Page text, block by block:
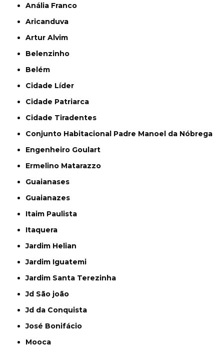
Anália Franco
Aricanduva
Artur Alvim
Belenzinho
Belém
Cidade Líder
Cidade Patriarca
Cidade Tiradentes
Conjunto Habitacional Padre Manoel da Nóbrega
Engenheiro Goulart
Ermelino Matarazzo
Guaianases
Guaianazes
Itaim Paulista
Itaquera
Jardim Helian
Jardim Iguatemi
Jardim Santa Terezinha
Jd São joão
Jd da Conquista
José Bonifácio
Mooca